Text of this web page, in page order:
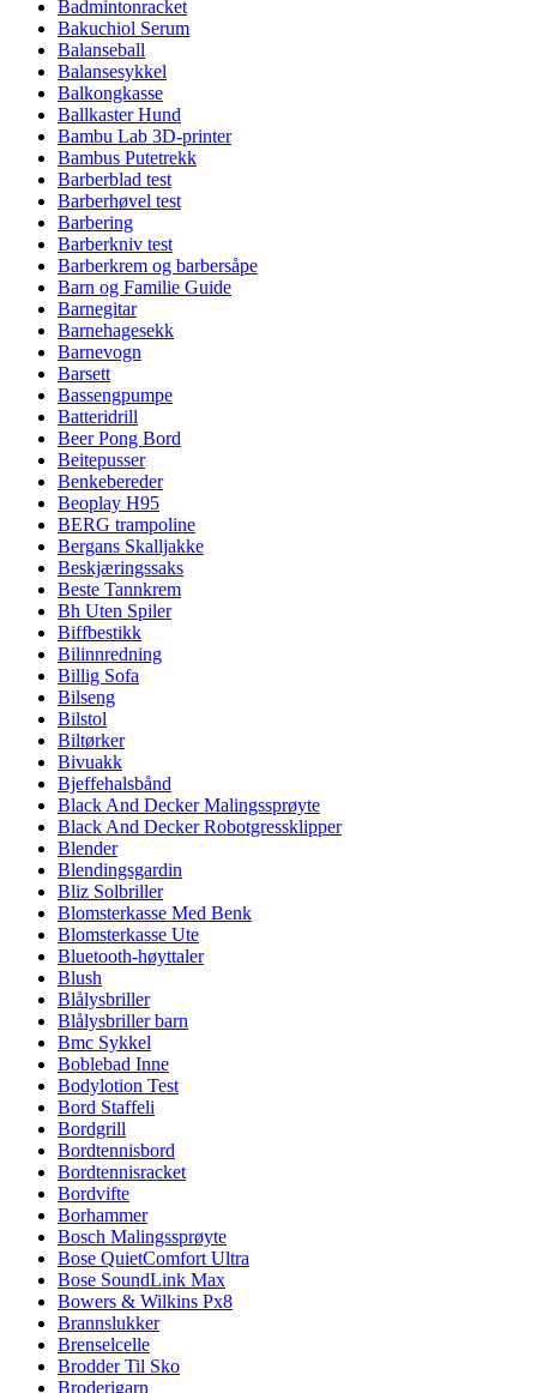
Badmintonracket
Bakuchiol Serum
Balanseball
Balansesykkel
Balkongkasse
Ballkaster Hund
Bambu Lab 3D-printer
Bambus Putetrekk
Barberblad test
Barberhøvel test
Barbering
Barberkniv test
Barberkrem og barbersåpe
Barn og Familie Guide
Barnegitar
Barnehagesekk
Barnevogn
Barsett
Bassengpumpe
Batteridrill
Beer Pong Bord
Beitepusser
Benkebereder
Beoplay H95
BERG trampoline
Bergans Skalljakke
Beskjæringssaks
Beste Tannkrem
Bh Uten Spiler
Biffbestikk
Bilinnredning
Billig Sofa
Bilseng
Bilstol
Biltørker
Bivuakk
Bjeffehalsbånd
Black And Decker Malingssprøyte
Black And Decker Robotgressklipper
Blender
Blendingsgardin
Bliz Solbriller
Blomsterkasse Med Benk
Blomsterkasse Ute
Bluetooth-høyttaler
Blush
Blålysbriller
Blålysbriller barn
Bmc Sykkel
Boblebad Inne
Bodylotion Test
Bord Staffeli
Bordgrill
Bordtennisbord
Bordtennisracket
Bordvifte
Borhammer
Bosch Malingssprøyte
Bose QuietComfort Ultra
Bose SoundLink Max
Bowers & Wilkins Px8
Brannslukker
Brenselcelle
Brodder Til Sko
Broderigarn